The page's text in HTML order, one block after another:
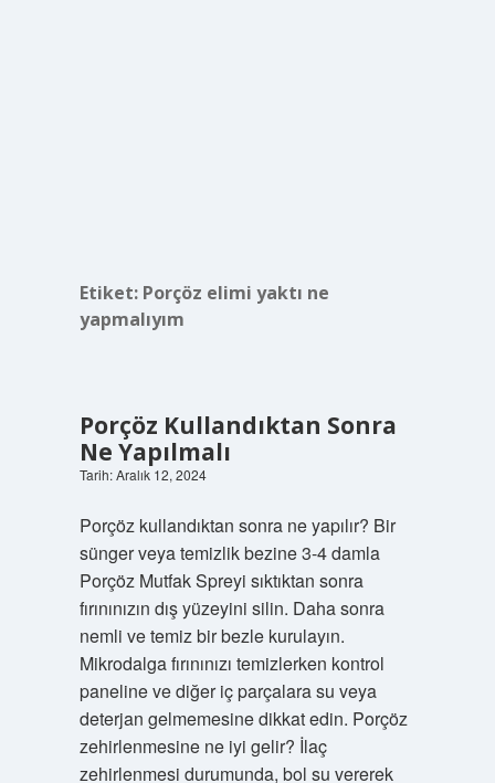
Etiket: Porçöz elimi yaktı ne
yapmalıyım
Porçöz Kullandıktan Sonra
Ne Yapılmalı
Tarih: Aralık 12, 2024
Porçöz kullandıktan sonra ne yapılır? Bir
sünger veya temizlik bezine 3-4 damla
Porçöz Mutfak Spreyi sıktıktan sonra
fırınınızın dış yüzeyini silin. Daha sonra
nemli ve temiz bir bezle kurulayın.
Mikrodalga fırınınızı temizlerken kontrol
paneline ve diğer iç parçalara su veya
deterjan gelmemesine dikkat edin. Porçöz
zehirlenmesine ne iyi gelir? İlaç
zehirlenmesi durumunda, bol su vererek